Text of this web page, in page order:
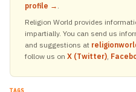
profile → .
Religion World provides
impartially. You can send us
and suggestions at
follow us on X (Twitter),